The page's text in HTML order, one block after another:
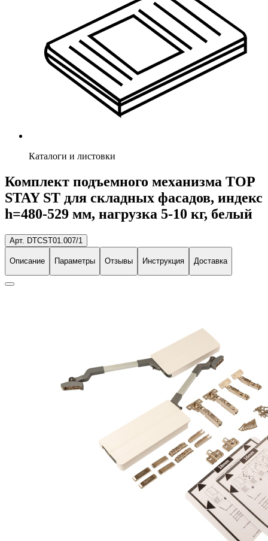
Каталоги и листовки
Комплект подъемного механизма TOP
STAY ST для складных фасадов, индекс
h=480-529 мм, нагрузка 5-10 кг, белый
Арт. DTCST01.007/1
Описание Параметры Отзывы Инструкция Доставка